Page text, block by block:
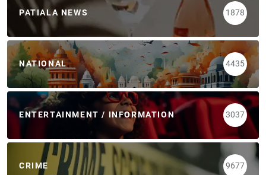
PATIALA NEWS 1878
NATIONAL 4435
ENTERTAINMENT / INFORMATION 3037
CRIME 9677